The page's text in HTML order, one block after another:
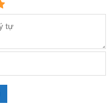
thiết kế dễ sử dụng